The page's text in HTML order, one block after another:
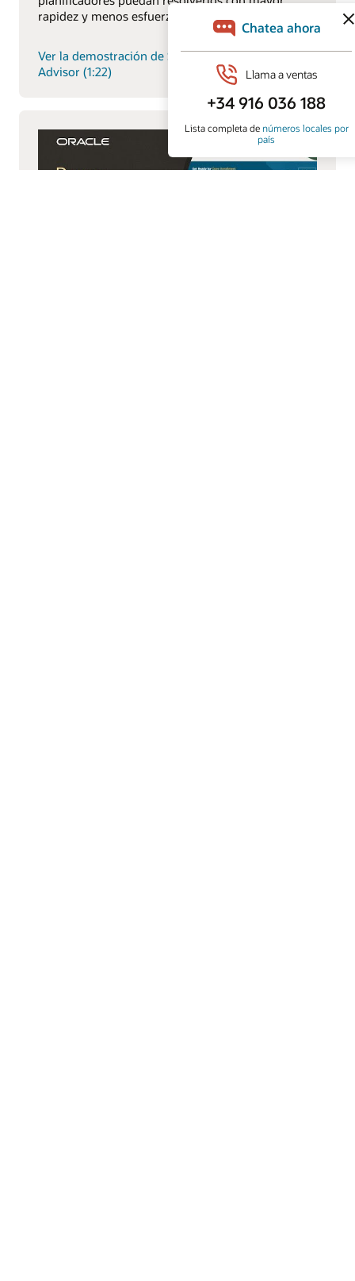
rapidez y menos esfuerzo.
Ver la demostración de Supply Chain Planning AI
Advisor (1:22)